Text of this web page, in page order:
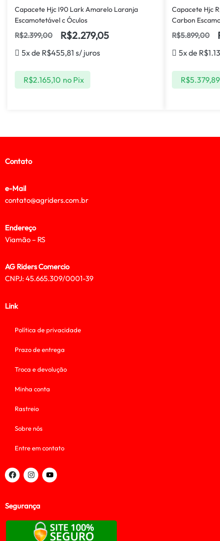
Capacete Hjc I90 Lark Amarelo Laranja
Escamotetável c Óculos
R$2.399,00 R$2.279,05
5x de R$455,81 s/ juros
R$2.165,10 no Pix
Capacete Hjc
Carbon
R$5.899,00
5x de R$
R$5.379,89
Contato
e-Mail
contato@agriders.com.br
Endereço
Viamão – RS
AG Riders Comercio
CNPJ: 45.665.309/0001-39
Link
Política de privacidade
Prazo de entrega
Troca e devolução
Minha conta
Rastreio
Sobre nós
Entre em contato
Segurança